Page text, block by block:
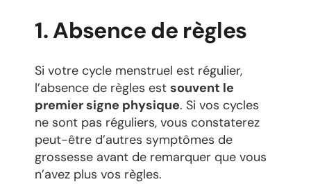
1. Absence de règles
Si votre cycle menstruel est régulier,
l’absence de règles estsouvent le
premier signe physique. Si vos cycles
ne sont pas réguliers, vous constaterez
peut-être d’autres symptômes de
grossesse avant de remarquer que vous
n’avez plus vos règles.